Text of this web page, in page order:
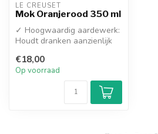
LE CREUSET
Mok Oranjerood 350 ml
✓ Hoogwaardig aardewerk:
Houdt dranken aanzienlijk
€18,00
Op voorraad